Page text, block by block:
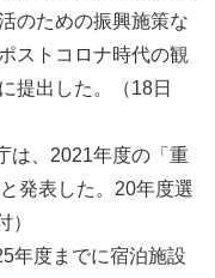
のための振興施策な
ストコロナ時代の観
提出した。（18日
、2021年度の「重
発表した。20年度選
）
度までに宿泊施設